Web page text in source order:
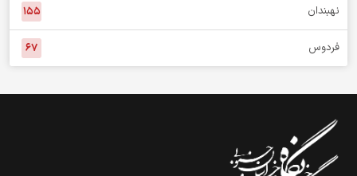
نهبندان ۱۵۵
فردوس ۶۷